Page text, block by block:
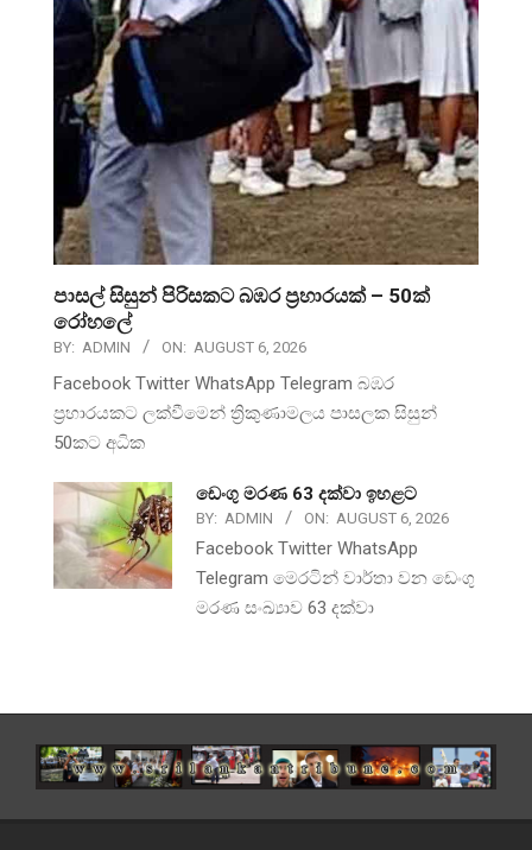
පාසල් සිසුන් පිරිසකට බඹර ප්‍රහාරයක් – 50ක්
රෝහලේ
BY: ADMIN ON: AUGUST 6, 2026
Facebook Twitter WhatsApp Telegram බඹර
ප්‍රහාරයකට ලක්වීමෙන් ත්‍රිකුණාමලය පාසලක සිසුන්
50කට අධික
ඩෙංගු මරණ 63 දක්වා ඉහළට
BY: ADMIN ON: AUGUST 6, 2026
Facebook Twitter WhatsApp
Telegram මෙරටින් වාර්තා වන ඩෙංගු
මරණ සංඛ්‍යාව 63 දක්වා